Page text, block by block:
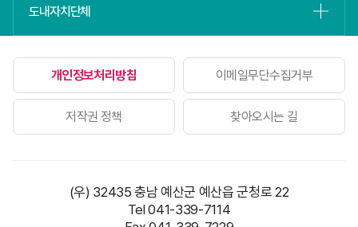
도내자치단체
개인정보처리방침 이메일무단수집거부
저작권 정책 찾아오시는 길
(우) 32435 충남 예산군 예산읍 군청로 22
Tel 041-339-7114